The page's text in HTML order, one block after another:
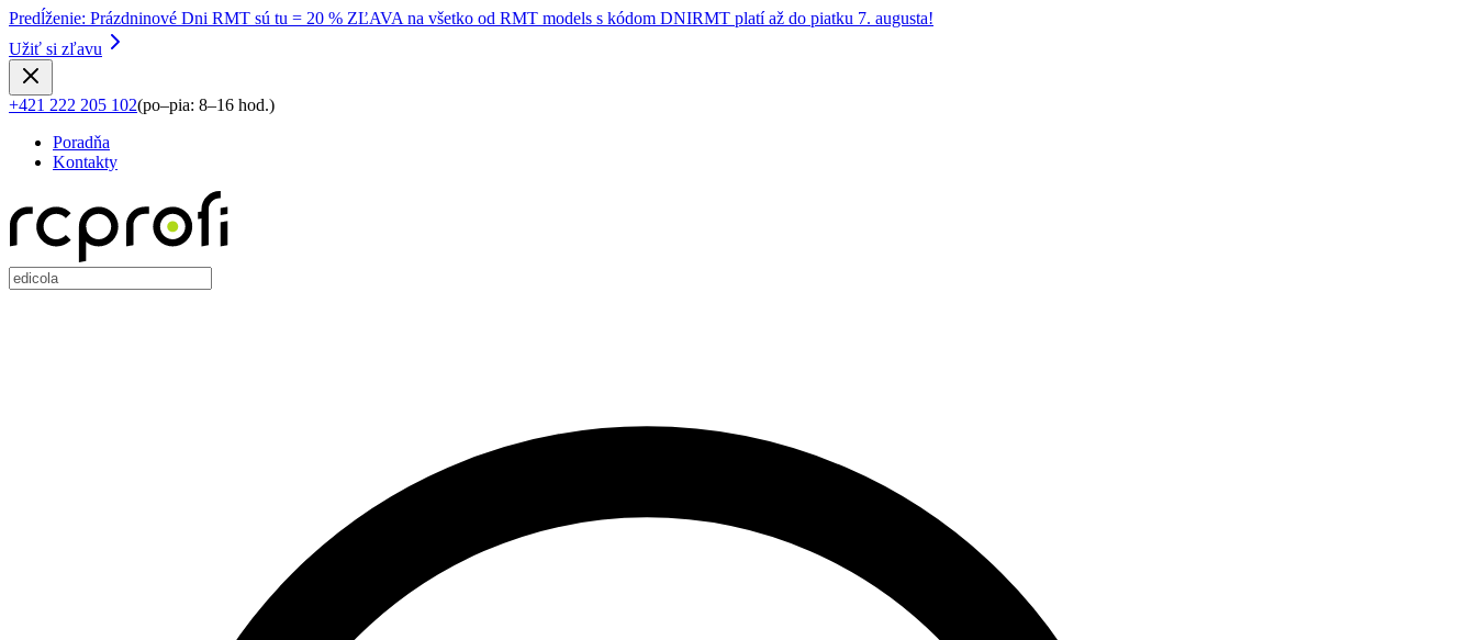
Predĺženie: Prázdninové Dni RMT sú tu = 20 % ZĽAVA na všetko od RMT models s kódom DNIRMT platí až do piatku 7. augusta!
Užiť si zľavu
+421 222 205 102(po–pia: 8–16 hod.)
Poradňa
Kontakty